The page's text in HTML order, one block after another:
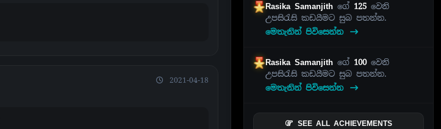
2021-04-18
Rasika Samanjithගේ 125 වෙනි
උපසිරැසි කඩයීමට සුබ පතන්න.
මෙතැනින් පිවිසෙන්න
Rasika Samanjithගේ 100වෙනි
උපසිරැසි කඩයීමට සුබ පතන්න.
මෙතැනින් පිවිසෙන්න
SEE ALL ACHIEVEMENTS